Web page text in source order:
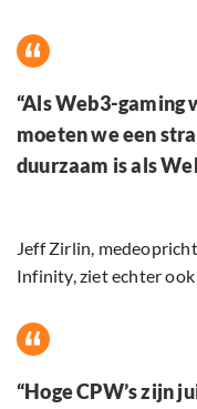
“Als Web3-gaming
moeten we een
duurzaam is als
Jeff Zirlin,
Infinity, ziet echter ook
“Hoge CPW’s zijn